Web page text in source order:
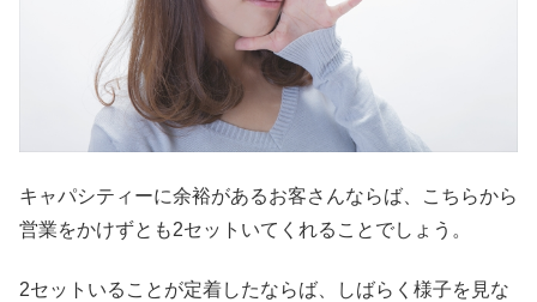
キャパシティーに余裕があるお客さんならば、こちらから
営業をかけずとも2セットいてくれることでしょう。
2セットいることが定着したならば、しばらく様子を見な